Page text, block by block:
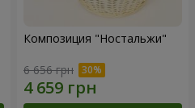
Композиция "Ностальжи"
6 656 грн